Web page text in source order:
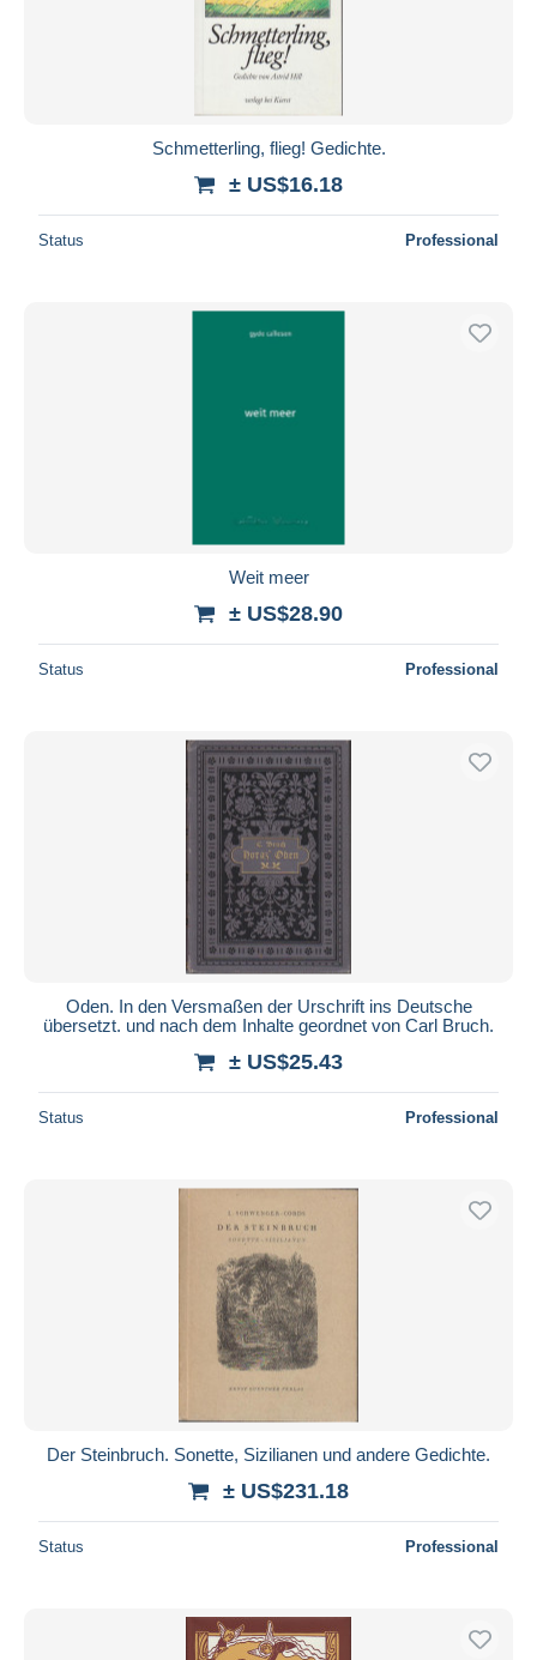
Schmetterling, flieg! Gedichte.
± US$16.18
Status Professional
Weit meer
± US$28.90
Status Professional
Oden. In den Versmaßen der Urschrift ins Deutsche
übersetzt. und nach dem Inhalte geordnet von Carl Bruch.
± US$25.43
Status Professional
Der Steinbruch. Sonette, Sizilianen und andere Gedichte.
± US$231.18
Status Professional